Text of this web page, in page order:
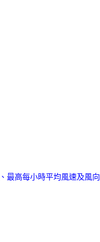
最高每小時平均風速及風向